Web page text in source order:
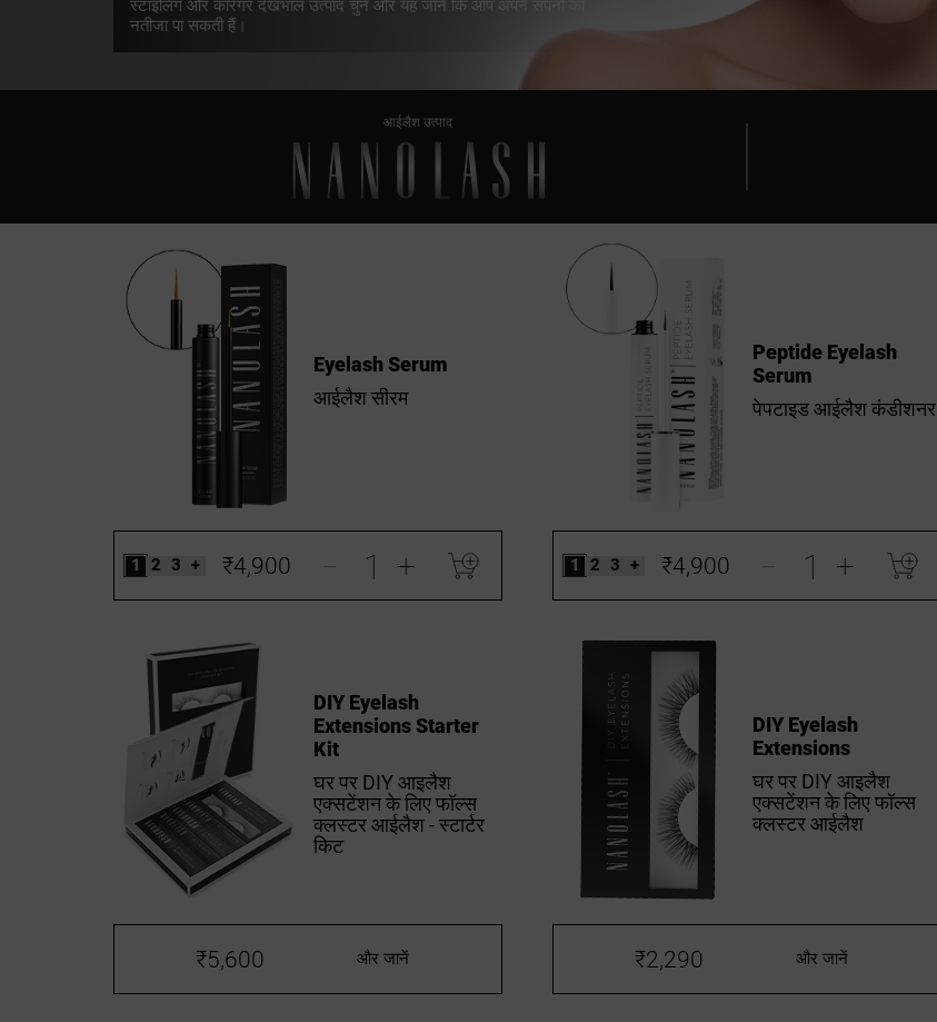
स्टाइलिंग और कारगर देखभाल उत्पाद चुनें और यह जानें कि आप अपने सपनों का
नतीजा पा सकती हैं।
आईलैश उत्पाद
Eyelash Serum
आईलैश सीरम
1 2 3 + ₹4,900 +
Peptide Eyelash
Serum
पेपटाइड आईलैश कंडीशनर
1 2 3 + ₹4,900 +
DIY Eyelash
Extensions Starter
Kit
घर पर DIY आइलैश
एक्सटेंशन के लिए फॉल्स
क्लस्टर आईलैश - स्टार्टर
किट
₹5,600 और जानें
DIY Eyelash
Extensions
घर पर DIY आइलैश
एक्सटेंशन के लिए फॉल्स
क्लस्टर आईलैश
₹2,290 और जानें